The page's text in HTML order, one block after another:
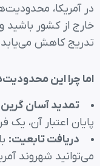
در آمریکا،
خارج از کشور باشید
تدریج کاهش
اما چرا این
تمدید آسان گرین
پایان اعتبار آن،
دریافت تابعیت:
می‌توانید شهروند